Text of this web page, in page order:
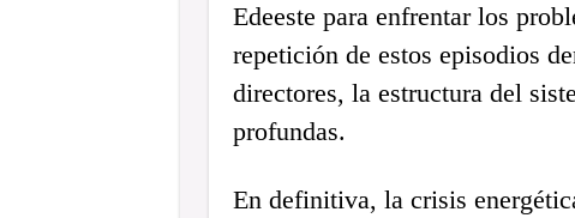
Edeeste para enfrentar los
repetición de estos episodios
directores, la estructura del
profundas.
En definitiva, la crisis